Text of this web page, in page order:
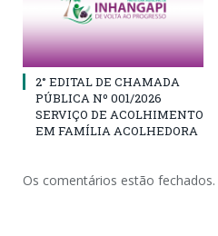
2° EDITAL DE CHAMADA
PÚBLICA Nº 001/2026
SERVIÇO DE ACOLHIMENTO
EM FAMÍLIA ACOLHEDORA
Os comentários estão fechados.